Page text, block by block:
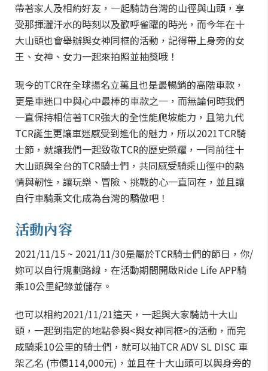
帶著家人及相約好友，一起騎訪台灣的山徑與山頭，享
受那揮灑汗水的時刻以及歡呼雀躍的時光，而今年在十
大山頭也會舉辦與女神同框的活動，記得帶上身旁的女
王、女神、女力一起來拍照並抽獎哦！
現今的TCR在全球揚名立萬且也是最暢銷的高階車款，
更是車迷口中與心中最棒的車款之一，而無論何時我們
一直保持相信著TCR強大的全性能爬坡能力，且第九代
TCR誕生更讓車迷感受到進化的魅力，所以2021TCR騎
士節，就讓我們一起致敬TCR的歷史榮耀，一同前往十
大山頭與全台的TCR騎士們，共同感受騎乘山徑中的熱
情與韌性，讓玩樂、冒險、挑戰的心一直同在，並且讓
自行車騎乘文化成為台灣的驕傲吧！
活動內容
2021/11/15 ~ 2021/11/30是屬於TCR騎士們的節日，你/
妳可以自行規劃路線，在活動期間開啟Ride Life APP騎
乘10公里紀錄並儲存。
也可以相約2021/11/21這天，一起與大家騎訪十大山
頭，一起到指定的地點參與<與女神同框>的活動，而完
成騎乘10公里的騎士們，就可以抽TCR ADV SL DISC 車
架乙名 (市價114,000元)，並且在十大山頭可以與身旁的